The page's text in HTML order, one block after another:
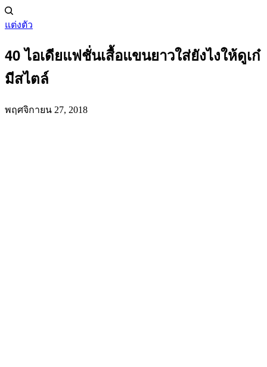
แต่งตัว
40 ไอเดียแฟชั่นเสื้อแขนยาวใส่ยังไงให้ดูเก๋
มีสไตล์
พฤศจิกายน 27, 2018